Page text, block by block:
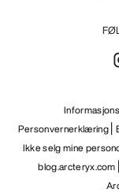
Help
Personvernerklæring
Ikke selg mine
blog.arcteryx.com